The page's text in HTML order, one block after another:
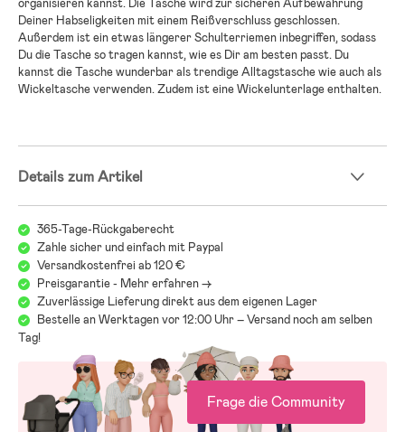
organisieren kannst. Die Tasche wird zur sicheren Aufbewahrung
Deiner Habseligkeiten mit einem Reißverschluss geschlossen.
Außerdem ist ein etwas längerer Schulterriemen inbegriffen, sodass
Du die Tasche so tragen kannst, wie es Dir am besten passt. Du
kannst die Tasche wunderbar als trendige Alltagstasche wie auch als
Wickeltasche verwenden. Zudem ist eine Wickelunterlage enthalten.
Details zum Artikel
365-Tage-Rückgaberecht
Zahle sicher und einfach mit Paypal
Versandkostenfrei ab 120 €
Preisgarantie - Mehr erfahren ->
Zuverlässige Lieferung direkt aus dem eigenen Lager
Bestelle an Werktagen vor 12:00 Uhr – Versand noch am selben
Tag!
Frage die Community